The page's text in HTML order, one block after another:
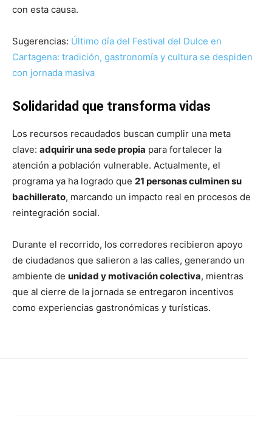
con esta causa.
Sugerencias: Último día del Festival del Dulce en
Cartagena: tradición, gastronomía y cultura se despiden
con jornada masiva
Solidaridad que transforma vidas
Los recursos recaudados buscan cumplir una meta
clave: adquirir una sede propia para fortalecer la
atención a población vulnerable. Actualmente, el
programa ya ha logrado que 21 personas culminen su
bachillerato, marcando un impacto real en procesos de
reintegración social.
Durante el recorrido, los corredores recibieron apoyo
de ciudadanos que salieron a las calles, generando un
ambiente de unidad y motivación colectiva, mientras
que al cierre de la jornada se entregaron incentivos
como experiencias gastronómicas y turísticas.